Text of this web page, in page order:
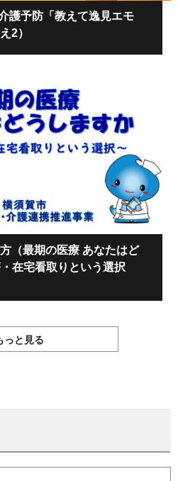
護予防「教えて逸見エモ
2）
（最期の医療 あなたはど
在宅看取りという選択
っと見る